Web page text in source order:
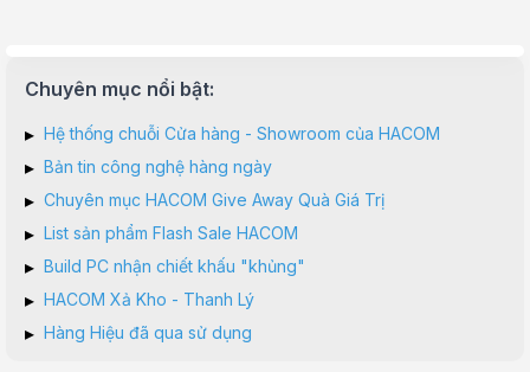
Chuyên mục nổi bật:
▸ Hệ thống chuỗi Cửa hàng - Showroom của HACOM
▸ Bản tin công nghệ hàng ngày
▸ Chuyên mục HACOM Give Away Quà Giá Trị
▸ List sản phẩm Flash Sale HACOM
▸ Build PC nhận chiết khấu "khủng"
▸ HACOM Xả Kho - Thanh Lý
▸ Hàng Hiệu đã qua sử dụng